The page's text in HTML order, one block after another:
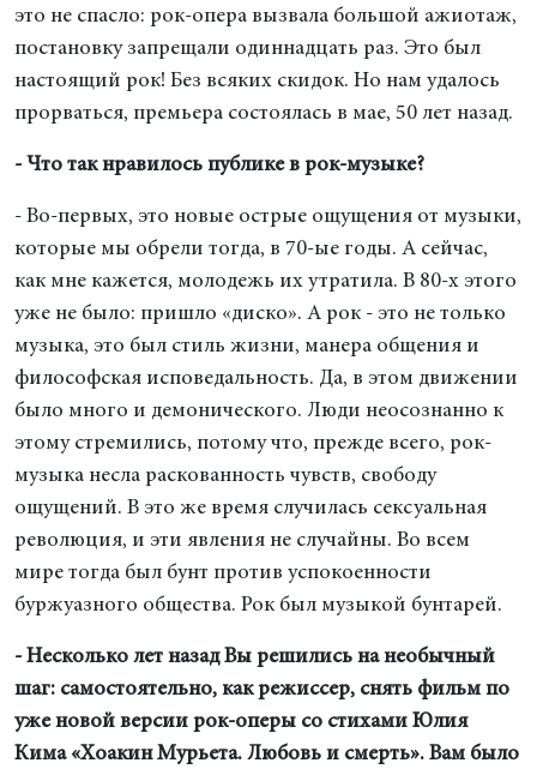
это не спасло: рок-опера вызвала большой ажиотаж,
постановку запрещали одиннадцать раз. Это был
настоящий рок! Без всяких скидок. Но нам удалось
прорваться, премьера состоялась в мае, 50 лет назад.
- Что так нравилось публике в рок-музыке?
- Во-первых, это новые острые ощущения от музыки,
которые мы обрели тогда, в 70-ые годы. А сейчас,
как мне кажется, молодежь их утратила. В 80-х этого
уже не было: пришло «диско». А рок - это не только
музыка, это был стиль жизни, манера общения и
философская исповедальность. Да, в этом движении
было много и демонического. Люди неосознанно к
этому стремились, потому что, прежде всего, рок-
музыка несла раскованность чувств, свободу
ощущений. В это же время случилась сексуальная
революция, и эти явления не случайны. Во всем
мире тогда был бунт против успокоенности
буржуазного общества. Рок был музыкой бунтарей.
- Несколько лет назад Вы решились на необычный
шаг: самостоятельно, как режиссер, снять фильм по
уже новой версии рок-оперы со стихами Юлия
Кима «Хоакин Мурьета. Любовь и смерть». Вам было